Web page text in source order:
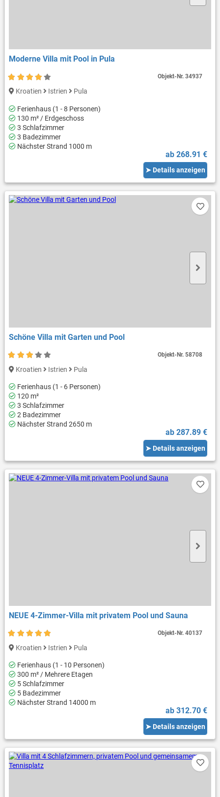
Moderne Villa mit Pool in Pula
Kroatien Istrien Pula
Ferienhaus (1 - 8 Personen)
130 m² / Erdgeschoss
3 Schlafzimmer
3 Badezimmer
Nächster Strand 1000 m
ab 268.91 €
➤ Details anzeigen
Objekt-Nr.34937
Schöne Villa mit Garten und Pool
Kroatien Istrien Pula
Ferienhaus (1 - 6 Personen)
120 m²
3 Schlafzimmer
2 Badezimmer
Nächster Strand 2650 m
ab 287.89 €
➤ Details anzeigen
Objekt-Nr.58708
NEUE 4-Zimmer-Villa mit privatem Pool und Sauna
Kroatien Istrien Pula
Ferienhaus (1 - 10 Personen)
300 m² / Mehrere Etagen
5 Schlafzimmer
5 Badezimmer
Nächster Strand 14000 m
ab 312.70 €
➤ Details anzeigen
Objekt-Nr.40137